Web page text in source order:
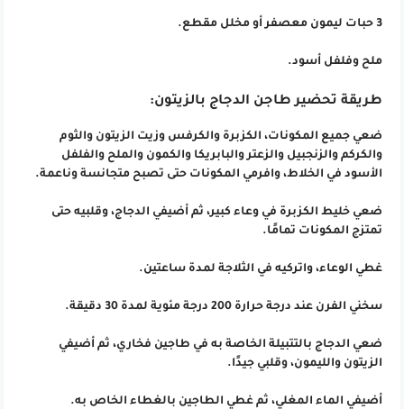
3 حبات ليمون معصفر أو مخلل مقطع.
ملح وفلفل أسود.
طريقة تحضير طاجن الدجاج بالزيتون:
ضعي جميع المكونات، الكزبرة والكرفس وزيت الزيتون والثوم
والكركم والزنجبيل والزعتر والبابريكا والكمون والملح والفلفل
الأسود في الخلاط، وافرمي المكونات حتى تصبح متجانسة وناعمة.
ضعي خليط الكزبرة في وعاء كبير، ثم أضيفي الدجاج، وقلبيه حتى
تمتزج المكونات تمامًا.
غطي الوعاء، واتركيه في الثلاجة لمدة ساعتين.
سخني الفرن عند درجة حرارة 200 درجة مئوية لمدة 30 دقيقة.
ضعي الدجاج بالتتبيلة الخاصة به في طاجين فخاري، ثم أضيفي
الزيتون والليمون، وقلبي جيدًا.
أضيفي الماء المغلي، ثم غطي الطاجين بالغطاء الخاص به.